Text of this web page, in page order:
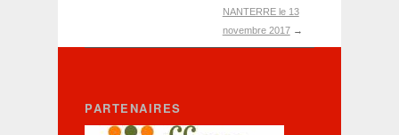
NANTERRE le 13
novembre 2017→
PARTENAIRES